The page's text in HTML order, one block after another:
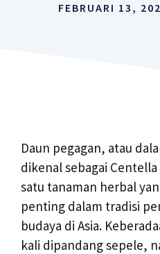
FEBRUARI 13,
Daun pegagan, atau
dikenal sebagai
satu tanaman herbal
penting dalam tradisi
budaya di Asia.
kali dipandang sepele,